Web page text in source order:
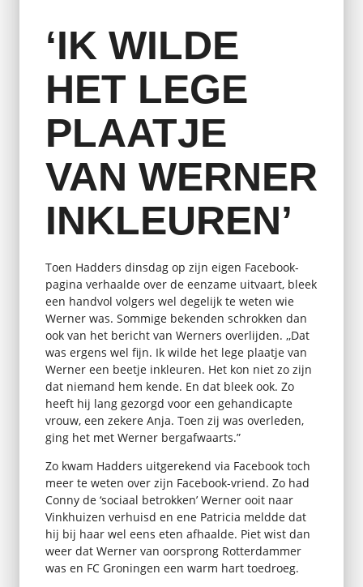
‘IK WILDE
HET LEGE
PLAATJE
VAN WERNER
INKLEUREN’
Toen Hadders dinsdag op zijn eigen Facebook-
pagina verhaalde over de eenzame uitvaart, bleek
een handvol volgers wel degelijk te weten wie
Werner was. Sommige bekenden schrokken dan
ook van het bericht van Werners overlijden. ,,Dat
was ergens wel fijn. Ik wilde het lege plaatje van
Werner een beetje inkleuren. Het kon niet zo zijn
dat niemand hem kende. En dat bleek ook. Zo
heeft hij lang gezorgd voor een gehandicapte
vrouw, een zekere Anja. Toen zij was overleden,
ging het met Werner bergafwaarts.”
Zo kwam Hadders uitgerekend via Facebook toch
meer te weten over zijn Facebook-vriend. Zo had
Conny de ‘sociaal betrokken’ Werner ooit naar
Vinkhuizen verhuisd en ene Patricia meldde dat
hij bij haar wel eens eten afhaalde. Piet wist dan
weer dat Werner van oorsprong Rotterdammer
was en FC Groningen een warm hart toedroeg.